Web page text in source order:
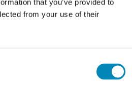
that you’ve provided to
from your use of their